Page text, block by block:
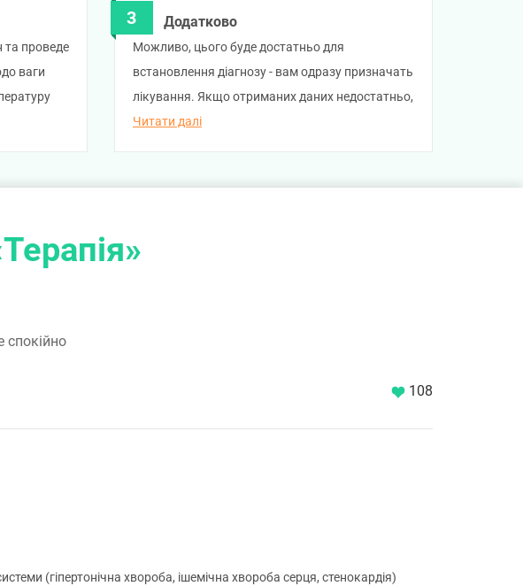
та проведе
ваги
і серце,
Додатково
Можливо, цього буде достатньо для
встановлення діагнозу - вам одразу призначать
лікування. Якщо отриманих даних недостатньо,
лікар запропонує провести лабораторні аналізи
спеціаліста (невролога, офтальмолога,
Читати далі
спокійно
108
(гіпертонічна хвороба, ішемічна хвороба серця, стенокардія)